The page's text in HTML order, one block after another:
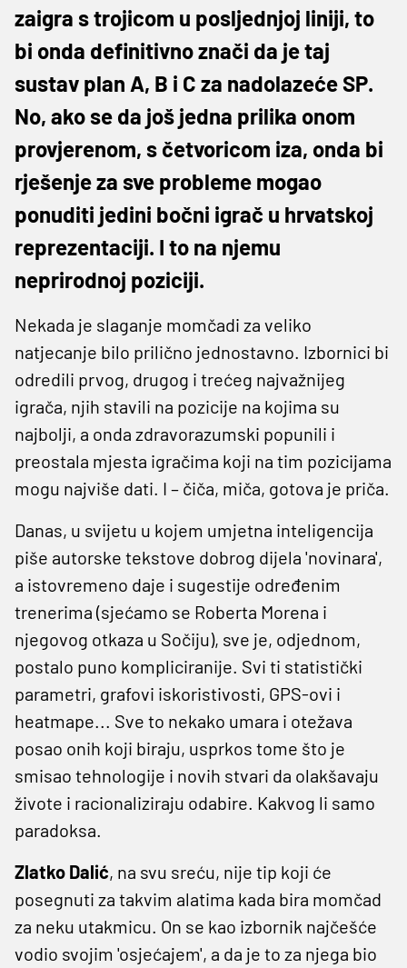
zaigra s trojicom u posljednjoj liniji, to
bi onda definitivno znači da je taj
sustav plan A, B i C za nadolazeće SP.
No, ako se da još jedna prilika onom
provjerenom, s četvoricom iza, onda bi
rješenje za sve probleme mogao
ponuditi jedini bočni igrač u hrvatskoj
reprezentaciji. I to na njemu
neprirodnoj poziciji.
Nekada je slaganje momčadi za veliko
natjecanje bilo prilično jednostavno. Izbornici bi
odredili prvog, drugog i trećeg najvažnijeg
igrača, njih stavili na pozicije na kojima su
najbolji, a onda zdravorazumski popunili i
preostala mjesta igračima koji na tim pozicijama
mogu najviše dati. I – čiča, miča, gotova je priča.
Danas, u svijetu u kojem umjetna inteligencija
piše autorske tekstove dobrog dijela 'novinara',
a istovremeno daje i sugestije određenim
trenerima (sjećamo se Roberta Morena i
njegovog otkaza u Sočiju), sve je, odjednom,
postalo puno kompliciranije. Svi ti statistički
parametri, grafovi iskoristivosti, GPS-ovi i
heatmape... Sve to nekako umara i otežava
posao onih koji biraju, usprkos tome što je
smisao tehnologije i novih stvari da olakšavaju
živote i racionaliziraju odabire. Kakvog li samo
paradoksa.
Zlatko Dalić, na svu sreću, nije tip koji će
posegnuti za takvim alatima kada bira momčad
za neku utakmicu. On se kao izbornik najčešće
vodio svojim 'osjećajem', a da je to za njega bio